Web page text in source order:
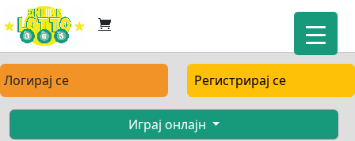
Логирај се Регистрирај се
Играј онлајн